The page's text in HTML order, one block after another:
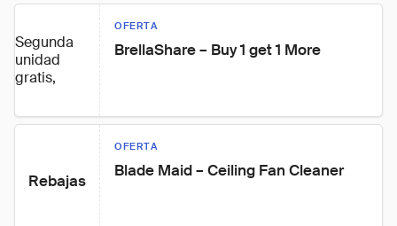
Segunda
unidad
gratis,
OFERTA
BrellaShare – Buy 1 get 1 More
Rebajas
OFERTA
Blade Maid – Ceiling Fan Cleaner